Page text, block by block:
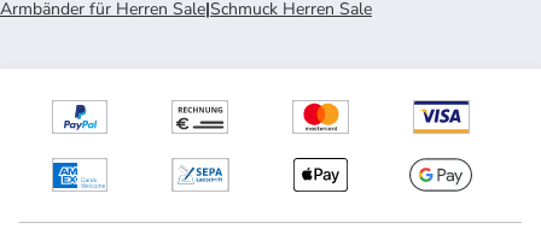
Armbänder für Herren Sale|Schmuck Herren Sale